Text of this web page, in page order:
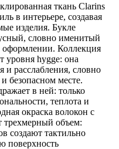
ткань Clarins
в интерьере, создавая
изделия. Букле
словно именитый
оформлении. Коллекция
уровня hygge: она
и расслабления, словно
безопасном месте.
в ней: только
теплота и
окраска волокон с
трехмерный объем:
создают тактильно
поверхность